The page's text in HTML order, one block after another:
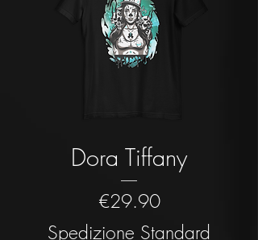
Dora Tiffany
Price
€29.90
Spedizione Standard